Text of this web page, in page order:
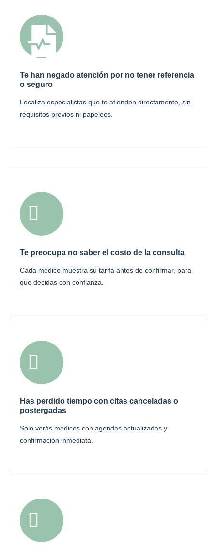
Te han negado atención por no tener referencia
o seguro
Localiza especialistas que te atienden directamente, sin
requisitos previos ni papeleos.
Te preocupa no saber el costo de la consulta
Cada médico muestra su tarifa antes de confirmar, para
que decidas con confianza.
Has perdido tiempo con citas canceladas o
postergadas
Solo verás médicos con agendas actualizadas y
confirmación inmediata.